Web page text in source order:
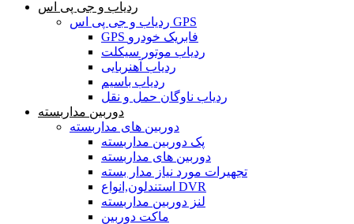
ردیاب و جی پی اس
ردیاب و جی پی اس GPS
GPS فابریک خودرو
ردیاب موتور سیکلت
ردیاب آهنربایی
ردیاب باسیم
ردیاب ناوگان حمل و نقل
دوربین مداربسته
دوربین های مداربسته
پک دوربین مداربسته
دوربین های مداربسته
تجهیرات مورد نیاز مدار بسته
استندلون,انواع DVR
لنز دوربین مداربسته
ماکت دوربین